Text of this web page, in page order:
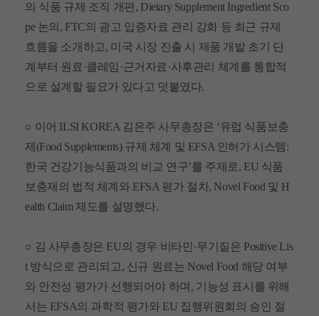
의 식품 규제 조직 개편, Dietary Supplement Ingredient Sco
pe 논의 , FTC의 광고 입증자료 관리 강화 등 최근 규제
흐름을 소개하고, 미국 시장 진출 시 제품 개발 초기 단
계부터 원료 ·클레임 ·근거자료 ·사후관리 체계를 통합적
으로 설계할 필요가 있다고 덧붙였다.
○ 이어 ILSI KOREA 김은주 사무총장은 ‘유럽 식품보충
제 (Food Supplements) 규제 체계 및 EFSA 인허가 시스템 :
한국 건강기능식품과의 비교 연구’를 주제로, EU 식품
보충제의 법적 체계와 EFSA 평가 절차, Novel Food 및 H
ealth Claim제도를 설명했다.
○ 김 사무총장은 EU의 경우 비타민·무기질은 Positive Lis
t 방식으로 관리되고, 신규 원료는 Novel Food 해당 여부
와 안전성 평가가 선행되어야 하며 , 기능성 표시를 위해
서는 EFSA의 과학적 평가와 EU 집행위원회의 승인 절